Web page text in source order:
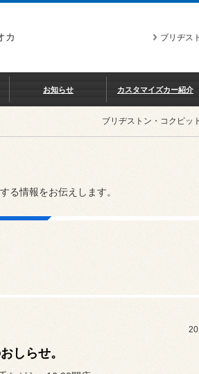
カ
ブリヂス
お知らせ カスタマイズカー紹介
ブリヂストン・コクピッ
る情報をお伝えします。
しらせ。